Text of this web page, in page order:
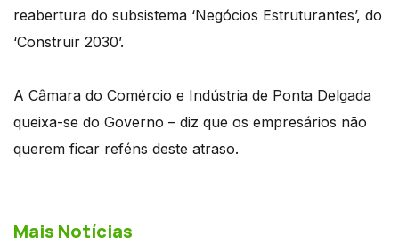
reabertura do subsistema ‘Negócios Estruturantes’, do
‘Construir 2030’.
A Câmara do Comércio e Indústria de Ponta Delgada
queixa-se do Governo – diz que os empresários não
querem ficar reféns deste atraso.
Mais Notícias